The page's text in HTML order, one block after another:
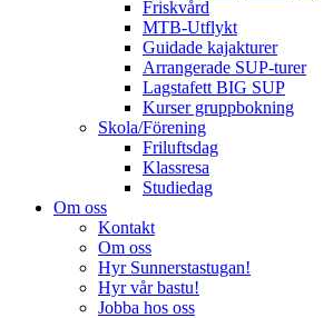
Friskvård
MTB-Utflykt
Guidade kajakturer
Arrangerade SUP-turer
Lagstafett BIG SUP
Kurser gruppbokning
Skola/Förening
Friluftsdag
Klassresa
Studiedag
Om oss
Kontakt
Om oss
Hyr Sunnerstastugan!
Hyr vår bastu!
Jobba hos oss